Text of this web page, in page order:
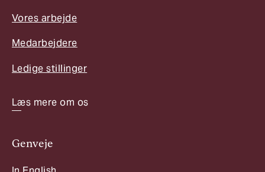
Vores arbejde
Medarbejdere
Ledige stillinger
Læs mere om os
Genveje